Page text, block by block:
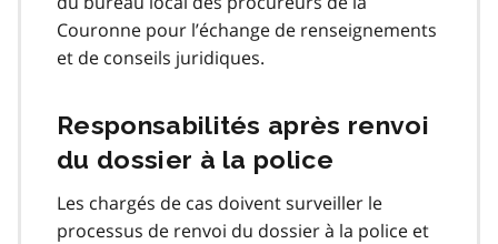
Couronne pour l’échange de renseignements
et de conseils juridiques.
Responsabilités après renvoi
du dossier à la police
Les chargés de cas doivent surveiller le
processus de renvoi du dossier à la police et